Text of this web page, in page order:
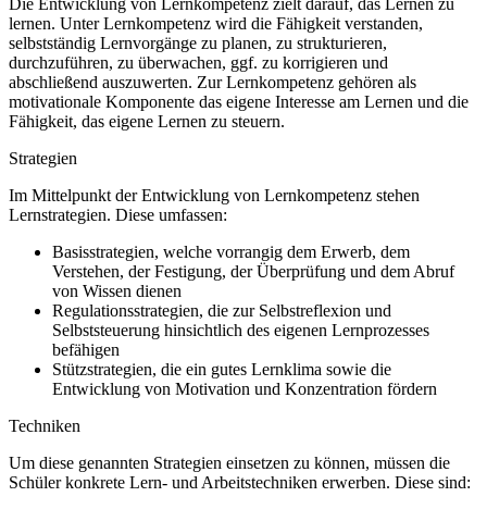
Die Entwicklung von Lernkompetenz zielt darauf, das Lernen zu
lernen. Unter Lernkompetenz wird die Fähigkeit verstanden,
selbstständig Lernvorgänge zu planen, zu strukturieren,
durchzuführen, zu überwachen, ggf. zu korrigieren und
abschließend auszuwerten. Zur Lernkompetenz gehören als
motivationale Komponente das eigene Interesse am Lernen und die
Fähigkeit, das eigene Lernen zu steuern.
Strategien
Im Mittelpunkt der Entwicklung von Lernkompetenz stehen
Lernstrategien. Diese umfassen:
Basisstrategien, welche vorrangig dem Erwerb, dem
Verstehen, der Festigung, der Überprüfung und dem Abruf
von Wissen dienen
Regulationsstrategien, die zur Selbstreflexion und
Selbststeuerung hinsichtlich des eigenen Lernprozesses
befähigen
Stützstrategien, die ein gutes Lernklima sowie die
Entwicklung von Motivation und Konzentration fördern
Techniken
Um diese genannten Strategien einsetzen zu können, müssen die
Schüler konkrete Lern- und Arbeitstechniken erwerben. Diese sind: